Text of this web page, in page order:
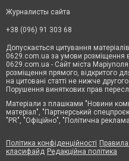
Журналисты сайта
+38 (096) 91 303 68
Допускається цитування
0629.com.ua за умови розміщення
0629.com.ua - Сайт міста
розміщення прямого, відкритого
на цитовані статті не нижче
Порушення виняткових прав
Матеріали з плашками "Новини
матеріал", "Партнерський
"PR", "Офіційно", "Політична
Політика конфіденційності
класифайд Редакційна політика